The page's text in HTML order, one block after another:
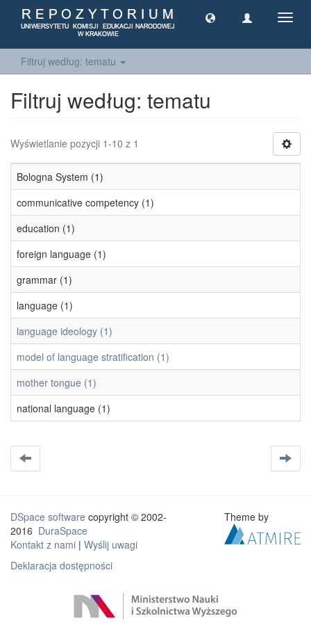
Filtruj według: tematu
Filtruj według: tematu
Wyświetlanie pozycji 1-10 z 1
Bologna System (1)
communicative competency (1)
education (1)
foreign language (1)
grammar (1)
language (1)
language ideology (1)
model of language stratification (1)
mother tongue (1)
national language (1)
DSpace software copyright © 2002-
2016 DuraSpace
Kontakt z nami | Wyślij uwagi
Deklaracja dostępności
Theme by